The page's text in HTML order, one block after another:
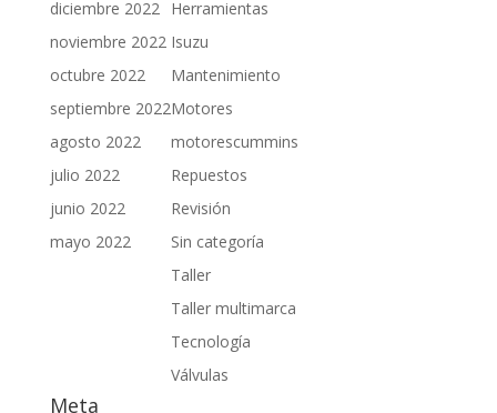
diciembre 2022
noviembre 2022
octubre 2022
septiembre 2022
agosto 2022
julio 2022
junio 2022
mayo 2022
Herramientas
Isuzu
Mantenimiento
Motores
motorescummins
Repuestos
Revisión
Sin categoría
Taller
Taller multimarca
Tecnología
Válvulas
Meta